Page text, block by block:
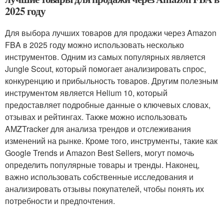
2025 году
Для выбора лучших товаров для продажи через Amazon
FBA в 2025 году можно использовать несколько
инструментов. Одним из самых популярных является
Jungle Scout, который помогает анализировать спрос,
конкуренцию и прибыльность товаров. Другим полезным
инструментом является Helium 10, который
предоставляет подробные данные о ключевых словах,
отзывах и рейтингах. Также можно использовать
AMZTracker для анализа трендов и отслеживания
изменений на рынке. Кроме того, инструменты, такие как
Google Trends и Amazon Best Sellers, могут помочь
определить популярные товары и тренды. Наконец,
важно использовать собственные исследования и
анализировать отзывы покупателей, чтобы понять их
потребности и предпочтения.